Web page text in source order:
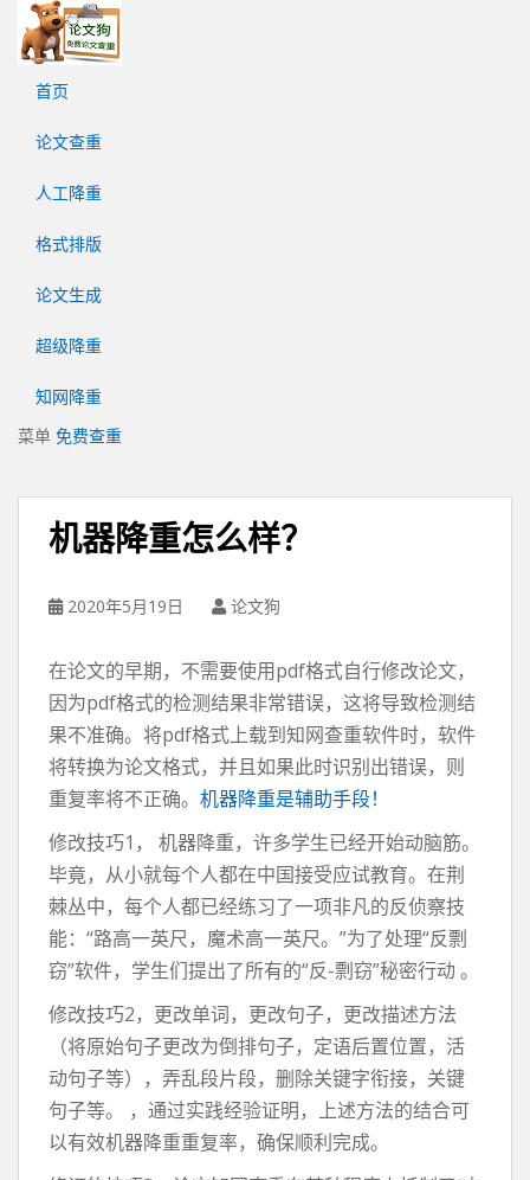
首页
论文查重
人工降重
格式排版
论文生成
超级降重
知网降重
菜单 免费查重
机器降重怎么样？
2020年5月19日 论文狗
在论文的早期，不需要使用pdf格式自行修改论文，
因为pdf格式的检测结果非常错误，这将导致检测结
果不准确。将pdf格式上载到知网查重软件时，软件
将转换为论文格式，并且如果此时识别出错误，则
重复率将不正确。 机器降重是辅助手段！
修改技巧1， 机器降重，许多学生已经开始动脑筋。
毕竟，从小就每个人都在中国接受应试教育。在荆
棘丛中，每个人都已经练习了一项非凡的反侦察技
能：“路高一英尺，魔术高一英尺。”为了处理“反剽
窃”软件，学生们提出了所有的“反-剽窃”秘密行动 。
修改技巧2，更改单词，更改句子，更改描述方法
（将原始句子更改为倒排句子，定语后置位置，活
动句子等），弄乱段片段，删除关键字衔接，关键
句子等。 ，通过实践经验证明，上述方法的结合可
以有效机器降重重复率，确保顺利完成。